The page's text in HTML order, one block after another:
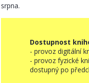
srpna.
Dostupnost
- provoz digitální
- provoz fyzické
dostupný po